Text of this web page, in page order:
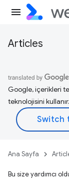
Articles
Google, içerikleri
teknolojisini
Ana Sayfa
Bu size yardımcı